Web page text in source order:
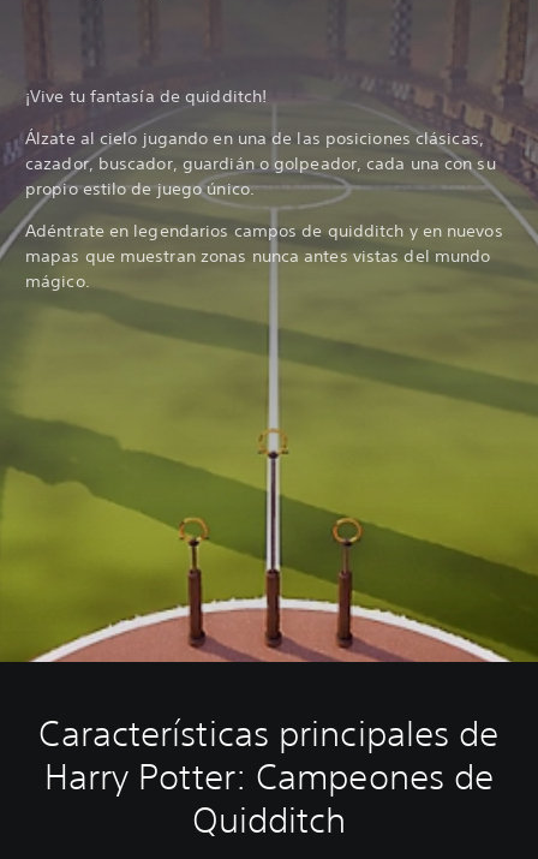
¡Vive tu fantasía de quidditch!
Álzate al cielo jugando en una de las posiciones clásicas,
cazador, buscador, guardián o golpeador, cada una con su
propio estilo de juego único.
Adéntrate en legendarios campos de quidditch y en nuevos
mapas que muestran zonas nunca antes vistas del mundo
mágico.
Características principales de
Harry Potter: Campeones de
Quidditch